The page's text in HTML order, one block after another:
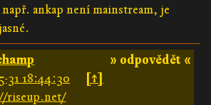
např. ankap není mainstream, je
» odpovědět «
31 18:44:30
[↑]
riseup.net/